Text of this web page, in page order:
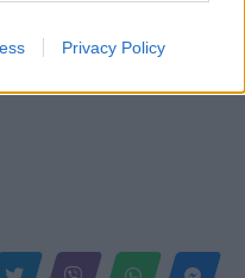
Privacy Policy